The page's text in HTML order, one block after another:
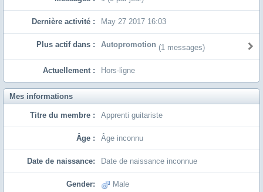
Dernière activité : May 27 2017 16:03
Plus actif dans : Autopromotion (1 messages)
Actuellement : Hors-ligne
Mes informations
Titre du membre : Apprenti guitariste
Âge : Âge inconnu
Date de naissance: Date de naissance inconnue
Gender: Male